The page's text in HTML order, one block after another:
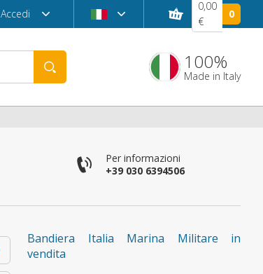
Accedi
Password dimenticata?
0,00
€
0
100%
Made in Italy
Per informazioni
+39 030 6394506
Bandiera Italia Marina Militare in
vendita